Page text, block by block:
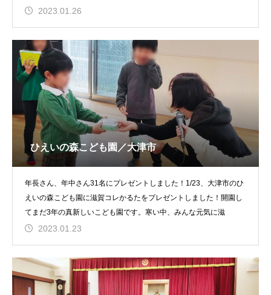
い♪
2023.01.26
ひえいの森こども園／大津市
年長さん、年中さん31名にプレゼントしました！1/23、大津市のひ
えいの森こども園に滋賀コレかるたをプレゼントしました！開園し
てまだ3年の真新しいこども園です。寒い中、みんな元気に滋
2023.01.23